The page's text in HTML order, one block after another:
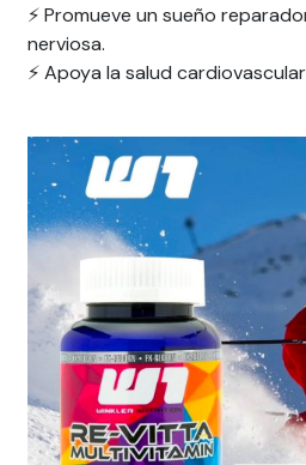
⚡ Promueve un sueño
nerviosa.
⚡ Apoya la salud